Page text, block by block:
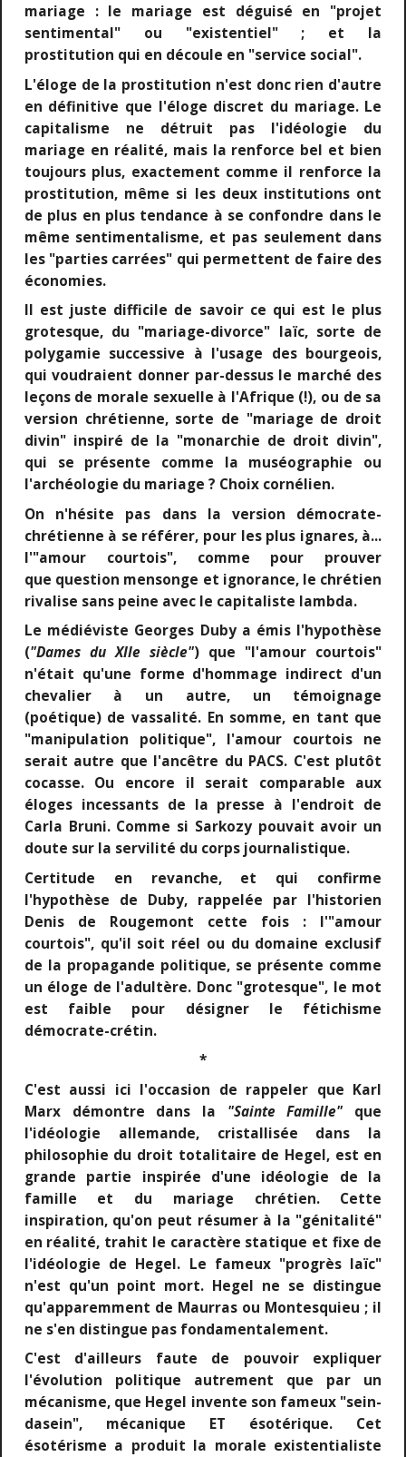
mariage : le mariage est déguisé en "projet
sentimental" ou "existentiel" ; et la
prostitution qui en découle en "service social".
L'éloge de la prostitution n'est donc rien d'autre
en définitive que l'éloge discret du mariage. Le
capitalisme ne détruit pas l'idéologie du
mariage en réalité, mais la renforce bel et bien
toujours plus, exactement comme il renforce la
prostitution, même si les deux institutions ont
de plus en plus tendance à se confondre dans le
même sentimentalisme, et pas seulement dans
les "parties carrées" qui permettent de faire des
économies.
Il est juste difficile de savoir ce qui est le plus
grotesque, du "mariage-divorce" laïc, sorte de
polygamie successive à l'usage des bourgeois,
qui voudraient donner par-dessus le marché des
leçons de morale sexuelle à l'Afrique (!), ou de sa
version chrétienne, sorte de "mariage de droit
divin" inspiré de la "monarchie de droit divin",
qui se présente comme la muséographie ou
l'archéologie du mariage ? Choix cornélien.
On n'hésite pas dans la version démocrate-
chrétienne à se référer, pour les plus ignares, à...
l'"amour courtois", comme pour prouver
que question mensonge et ignorance, le chrétien
rivalise sans peine avec le capitaliste lambda.
Le médiéviste Georges Duby a émis l'hypothèse
("Dames du XIIe siècle") que "l'amour courtois"
n'était qu'une forme d'hommage indirect d'un
chevalier à un autre, un témoignage
(poétique) de vassalité. En somme, en tant que
"manipulation politique", l'amour courtois ne
serait autre que l'ancêtre du PACS. C'est plutôt
cocasse. Ou encore il serait comparable aux
éloges incessants de la presse à l'endroit de
Carla Bruni. Comme si Sarkozy pouvait avoir un
doute sur la servilité du corps journalistique.
Certitude en revanche, et qui confirme
l'hypothèse de Duby, rappelée par l'historien
Denis de Rougemont cette fois : l'"amour
courtois", qu'il soit réel ou du domaine exclusif
de la propagande politique, se présente comme
un éloge de l'adultère. Donc "grotesque", le mot
est faible pour désigner le fétichisme
démocrate-crétin.
*
C'est aussi ici l'occasion de rappeler que Karl
Marx démontre dans la "Sainte Famille" que
l'idéologie allemande, cristallisée dans la
philosophie du droit totalitaire de Hegel, est en
grande partie inspirée d'une idéologie de la
famille et du mariage chrétien. Cette
inspiration, qu'on peut résumer à la "génitalité"
en réalité, trahit le caractère statique et fixe de
l'idéologie de Hegel. Le fameux "progrès laïc"
n'est qu'un point mort. Hegel ne se distingue
qu'apparemment de Maurras ou Montesquieu ; il
ne s'en distingue pas fondamentalement.
C'est d'ailleurs faute de pouvoir expliquer
l'évolution politique autrement que par un
mécanisme, que Hegel invente son fameux "sein-
dasein", mécanique ET ésotérique. Cet
ésotérisme a produit la morale existentialiste